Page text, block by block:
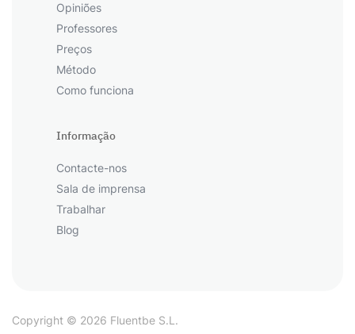
Opiniões
Professores
Preços
Método
Como funciona
Informação
Contacte-nos
Sala de imprensa
Trabalhar
Blog
Copyright © 2026 Fluentbe S.L.